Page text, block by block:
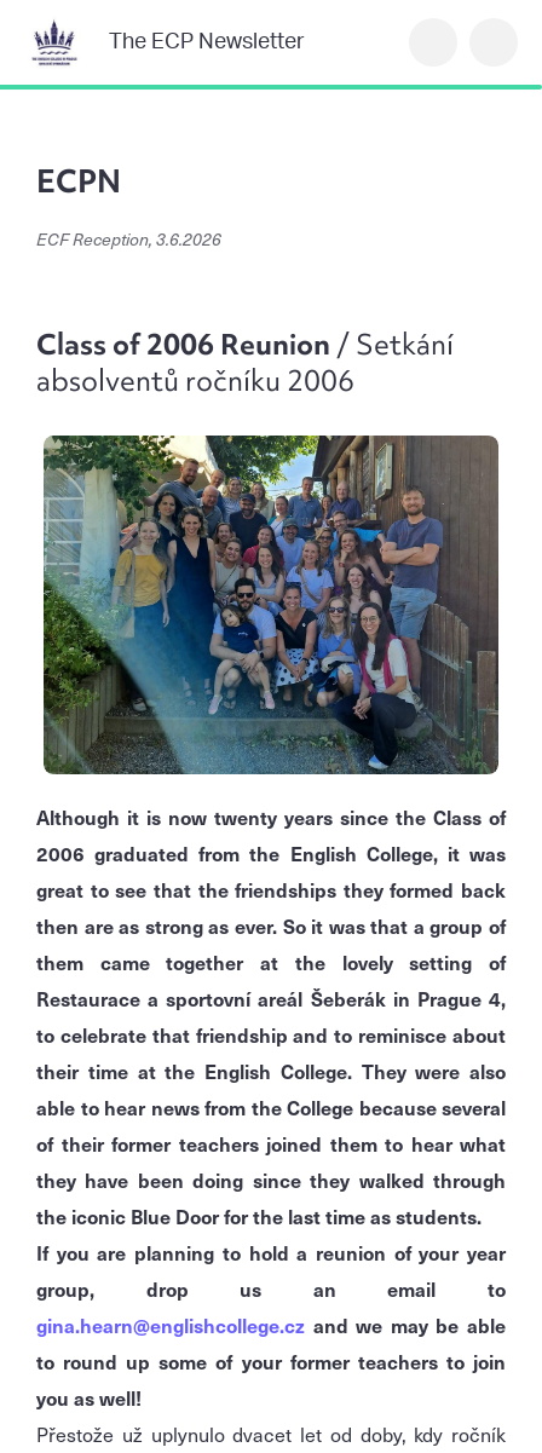
The ECP Newsletter
ECPN
ECF Reception, 3.6.2026
Class of 2006 Reunion / Setkání
absolventů ročníku 2006
Although it is now twenty years since the Class of
2006 graduated from the English College, it was
great to see that the friendships they formed back
then are as strong as ever. So it was that a group of
them came together at the lovely setting of
Restaurace a sportovní areál Šeberák in Prague 4,
to celebrate that friendship and to reminisce about
their time at the English College. They were also
able to hear news from the College because several
of their former teachers joined them to hear what
they have been doing since they walked through
the iconic Blue Door for the last time as students.
If you are planning to hold a reunion of your year
group, drop us an email to
gina.hearn@englishcollege.cz and we may be able
to round up some of your former teachers to join
you as well!
Přestože už uplynulo dvacet let od doby, kdy ročník